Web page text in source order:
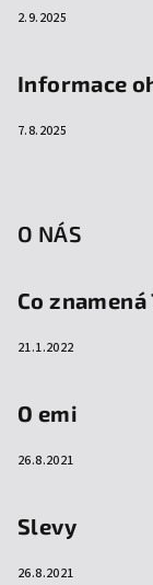
2.9.2025
Informace
7.8.2025
O NÁS
Co znamená
21.1.2022
O emi
26.8.2021
Slevy
26.8.2021